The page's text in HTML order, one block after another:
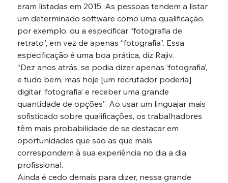
eram listadas em 2015. As pessoas tendem a listar
um determinado software como uma qualificação,
por exemplo, ou a especificar “fotografia de
retrato”, em vez de apenas “fotografia”. Essa
especificação é uma boa prática, diz Rajiv.
“Dez anos atrás, se podia dizer apenas ‘fotografia’,
e tudo bem, mas hoje [um recrutador poderia]
digitar ‘fotografia’ e receber uma grande
quantidade de opções”. Ao usar um linguajar mais
sofisticado sobre qualificações, os trabalhadores
têm mais probabilidade de se destacar em
oportunidades que são as que mais
correspondem à sua experiência no dia a dia
profissional.
Ainda é cedo demais para dizer, nessa grande